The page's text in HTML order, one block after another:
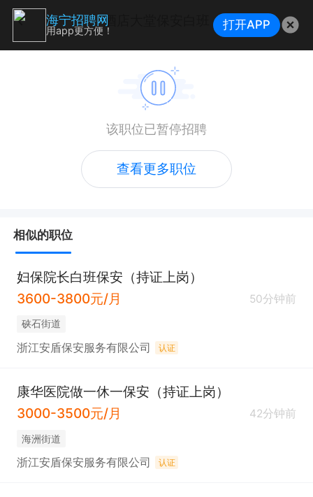
酒店大堂保安白班
该职位已暂停招聘
查看更多职位
相似的职位
妇保院长白班保安（持证上岗）
3600-3800元/月
50分钟前
硖石街道
浙江安盾保安服务有限公司 认证
康华医院做一休一保安（持证上岗）
3000-3500元/月
42分钟前
海洲街道
浙江安盾保安服务有限公司 认证
海宁招聘网
用app更方便！ 打开APP